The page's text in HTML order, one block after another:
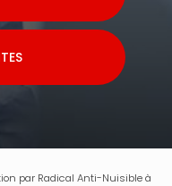
par Radical Anti-Nuisible à